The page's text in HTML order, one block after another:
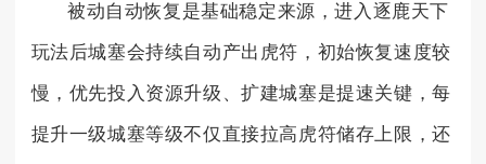
被动自动恢复是基础稳定来源，进入逐鹿天下
玩法后城塞会持续自动产出虎符，初始恢复速度较
慢，优先投入资源升级、扩建城塞是提速关键，每
提升一级城塞等级不仅直接拉高虎符储存上限，还